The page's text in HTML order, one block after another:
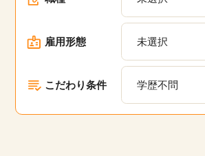
雇用形態 未選択
こだわり条件 学歴不問